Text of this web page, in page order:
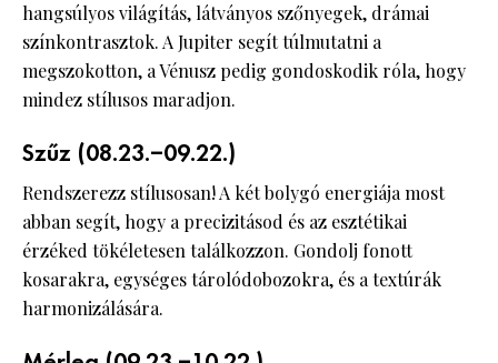
hangsúlyos világítás, látványos szőnyegek, drámai
színkontrasztok. A Jupiter segít túlmutatni a
megszokotton, a Vénusz pedig gondoskodik róla, hogy
mindez stílusos maradjon.
Szűz (08.23.–09.22.)
Rendszerezz stílusosan! A két bolygó energiája most
abban segít, hogy a precizitásod és az esztétikai
érzéked tökéletesen találkozzon. Gondolj fonott
kosarakra, egységes tárolódobozokra, és a textúrák
harmonizálására.